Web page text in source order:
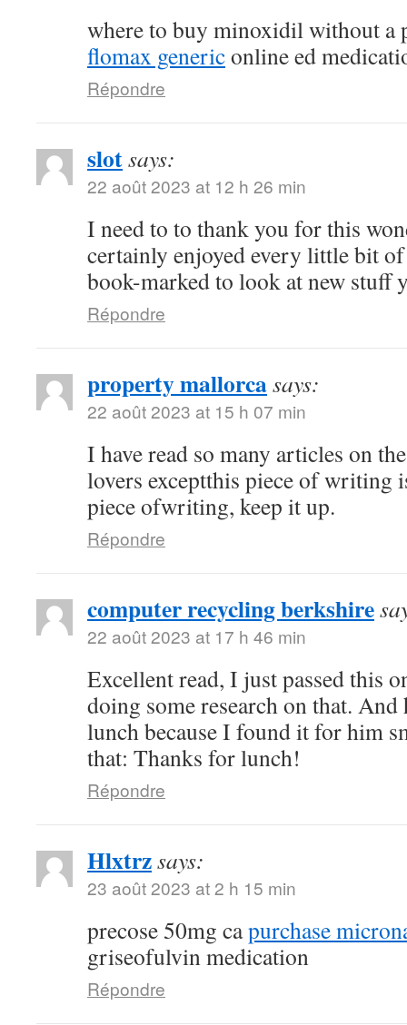
where to buy minoxidil without
flomax genericonline ed
Répondre
slotsays:
22 août 2023 at 12 h 26 min
I need to to thank you for this
certainly enjoyed every little bit
book-marked to look at new stuff
Répondre
property mallorcasays:
22 août 2023 at 15 h 07 min
I have read so many articles on
lovers exceptthis piece of writing
piece ofwriting, keep it up.
Répondre
computer recycling berkshire
22 août 2023 at 17 h 46 min
Excellent read, I just passed this
doing some research on that.
lunch because I found it for him
that: Thanks for lunch!
Répondre
Hlxtrzsays:
23 août 2023 at 2 h 15 min
precose 50mg capurchase
griseofulvin medication
Répondre